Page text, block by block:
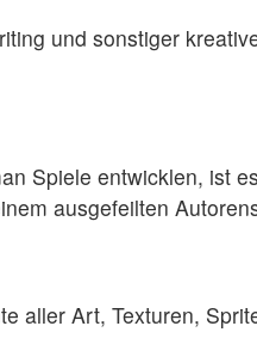
und sonstiger
Spiele entwicklen, ist
ausgefeilten
aller Art, Texturen,